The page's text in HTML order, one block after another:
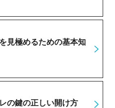
見極めるための基本知
の鍵の正しい開け方